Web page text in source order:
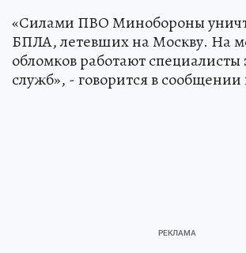
«Силами ПВО Минобороны
БПЛА, летевших на Москву. На
обломков работают
служб», - говорится в сообщении